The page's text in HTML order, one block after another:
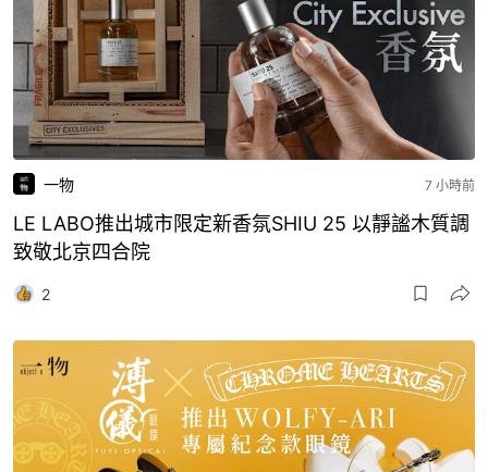
一物 7 小時前
LE LABO推出城市限定新香氛SHIU 25 以靜謐木質調
致敬北京四合院
2